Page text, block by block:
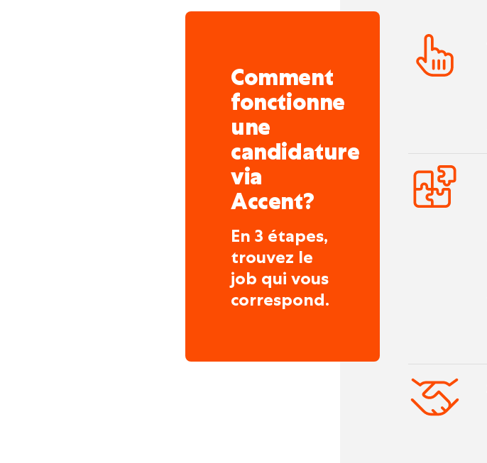
Comment
fonctionne
une
candidature
via
Accent?
En 3 étapes,
trouvez le
job qui vous
correspond.